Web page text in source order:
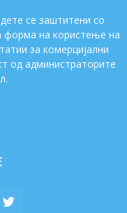
се заштитени со
форма на користење на
за комерцијални
од администраторите